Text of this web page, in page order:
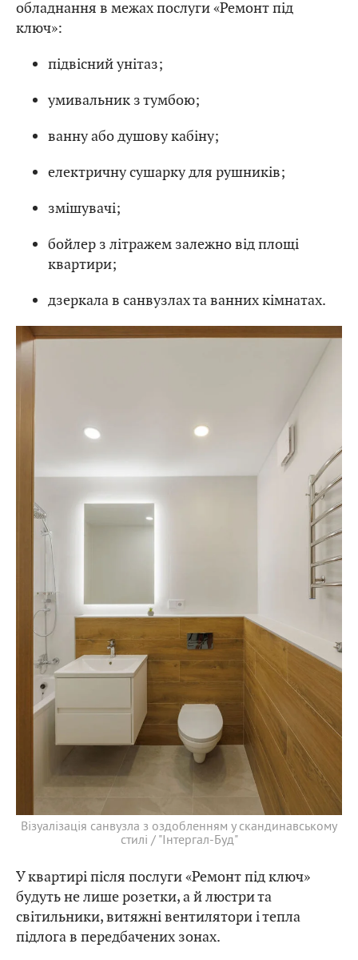
обладнання в межах послуги «Ремонт під
ключ»:
підвісний унітаз;
умивальник з тумбою;
ванну або душову кабіну;
електричну сушарку для рушників;
змішувачі;
бойлер з літражем залежно від площі
квартири;
дзеркала в санвузлах та ванних кімнатах.
Візуалізація санвузла з оздобленням у скандинавському
стилі / "Інтергал-Буд"
У квартирі після послуги «Ремонт під ключ»
будуть не лише розетки, а й люстри та
світильники, витяжні вентилятори і тепла
підлога в передбачених зонах.